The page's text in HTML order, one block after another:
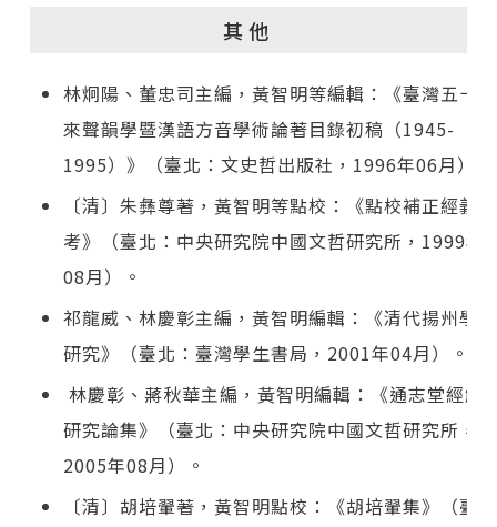
其他
林炯陽、董忠司主編，黃智明等編輯：《臺灣五十年
來聲韻學暨漢語方音學術論著目錄初稿（1945-
1995）》（臺北：文史哲出版社，1996年06月）。
〔清〕朱彝尊著，黃智明等點校：《點校補正經義
考》（臺北：中央研究院中國文哲研究所，1999年
08月）。
祁龍威、林慶彰主編，黃智明編輯：《清代揚州學術
研究》（臺北：臺灣學生書局，2001年04月）。
林慶彰、蔣秋華主編，黃智明編輯：《通志堂經解
研究論集》（臺北：中央研究院中國文哲研究所，
2005年08月）。
〔清〕胡培翬著，黃智明點校：《胡培翬集》（臺